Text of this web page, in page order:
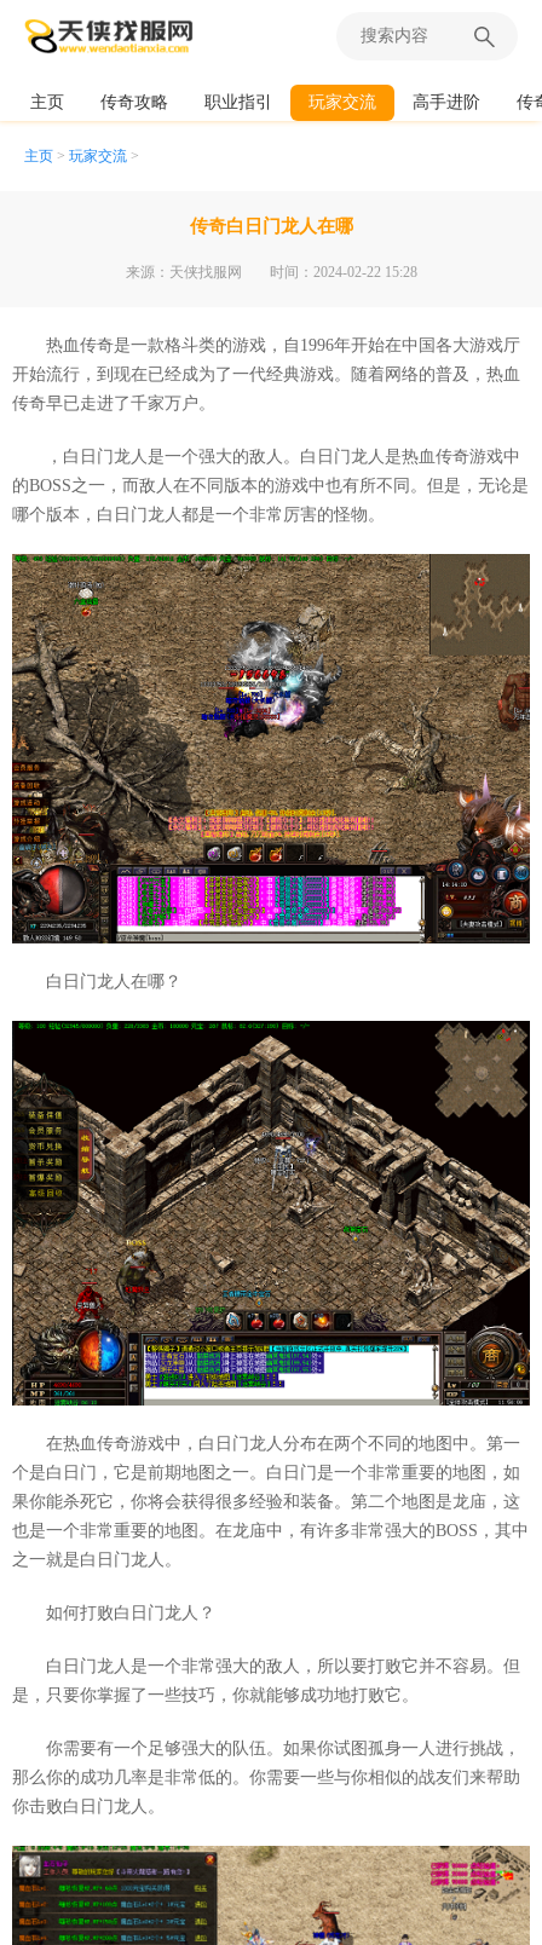
主页 传奇攻略 职业指引 玩家交流 高手进阶 传
主页 > 玩家交流 >
传奇白日门龙人在哪
来源：天侠找服网 时间：2024-02-22 15:28
热血传奇是一款格斗类的游戏，自1996年开始在中国各大游戏厅
开始流行，到现在已经成为了一代经典游戏。随着网络的普及，热血
传奇早已走进了千家万户。
，白日门龙人是一个强大的敌人。白日门龙人是热血传奇游戏中
的BOSS之一，而敌人在不同版本的游戏中也有所不同。但是，无论是
哪个版本，白日门龙人都是一个非常厉害的怪物。
白日门龙人在哪？
在热血传奇游戏中，白日门龙人分布在两个不同的地图中。第一
个是白日门，它是前期地图之一。白日门是一个非常重要的地图，如
果你能杀死它，你将会获得很多经验和装备。第二个地图是龙庙，这
也是一个非常重要的地图。在龙庙中，有许多非常强大的BOSS，其中
之一就是白日门龙人。
如何打败白日门龙人？
白日门龙人是一个非常强大的敌人，所以要打败它并不容易。但
是，只要你掌握了一些技巧，你就能够成功地打败它。
你需要有一个足够强大的队伍。如果你试图孤身一人进行挑战，
那么你的成功几率是非常低的。你需要一些与你相似的战友们来帮助
你击败白日门龙人。